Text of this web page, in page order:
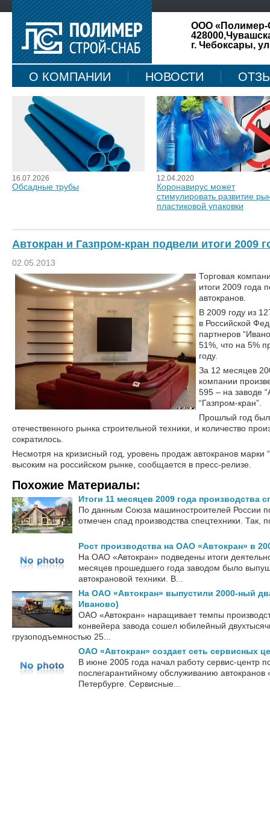
ООО «Полимер-
г. Чебоксары,
О КОМПАНИИ НОВОСТИ
КАРТА САЙТА
16.07.2026
Обсадные трубы
12.04.2020
Коронавирус может
стимулировать развитие
пластиковой упаковки
Автокран и Газпром-кран подвели итоги 2009
02.05.2013
Торговая
итоги 2009 года
автокранов.
В 2009 году из
в Российской
партнеров
51%, что на 5%
году.
За 12 месяцев
компании
595 – на заводе
“Газпром-кран”.
Прошлый год
отечественного рынка строительной техники, и количество
сократилось.
Несмотря на кризисный год, уровень продаж автокранов марки
высоким на российском рынке, сообщается в пресс-релизе.
Похожие Материалы:
Итоги 11 месяцев 2009 года производства
По данным Союза машиностроителей России
отмечен спад производства спецтехники. Так,
Рост производства на ОАО «Автокран» в
На ОАО «Автокран» подведены итоги
месяцев прошедшего года заводом было
автокрановой техники. В...
На ОАО «Автокран» выпустили 2000-ный
Иваново)
ОАО «Автокран» наращивает темпы
конвейера завода сошел юбилейный
грузоподъемностью 25...
ОАО «Автокран» создает сеть сервисных
В июне 2005 года начал работу сервис-центр
послегарантийному обслуживанию автокранов
Петербурге. Сервисные...